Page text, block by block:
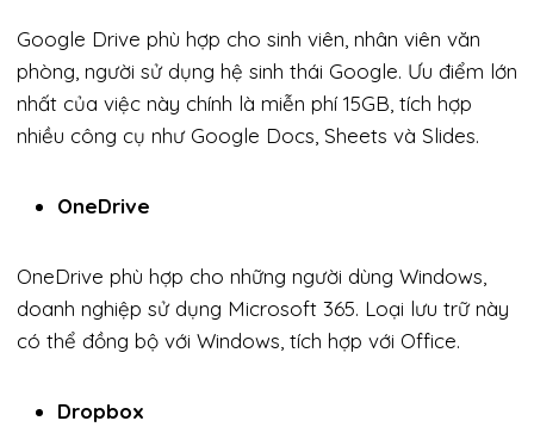
Google Drive phù hợp cho sinh viên, nhân viên văn
phòng, người sử dụng hệ sinh thái Google. Ưu điểm lớn
nhất của việc này chính là miễn phí 15GB, tích hợp
nhiều công cụ như Google Docs, Sheets và Slides.
OneDrive
OneDrive phù hợp cho những người dùng Windows,
doanh nghiệp sử dụng Microsoft 365. Loại lưu trữ này
có thể đồng bộ với Windows, tích hợp với Office.
Dropbox